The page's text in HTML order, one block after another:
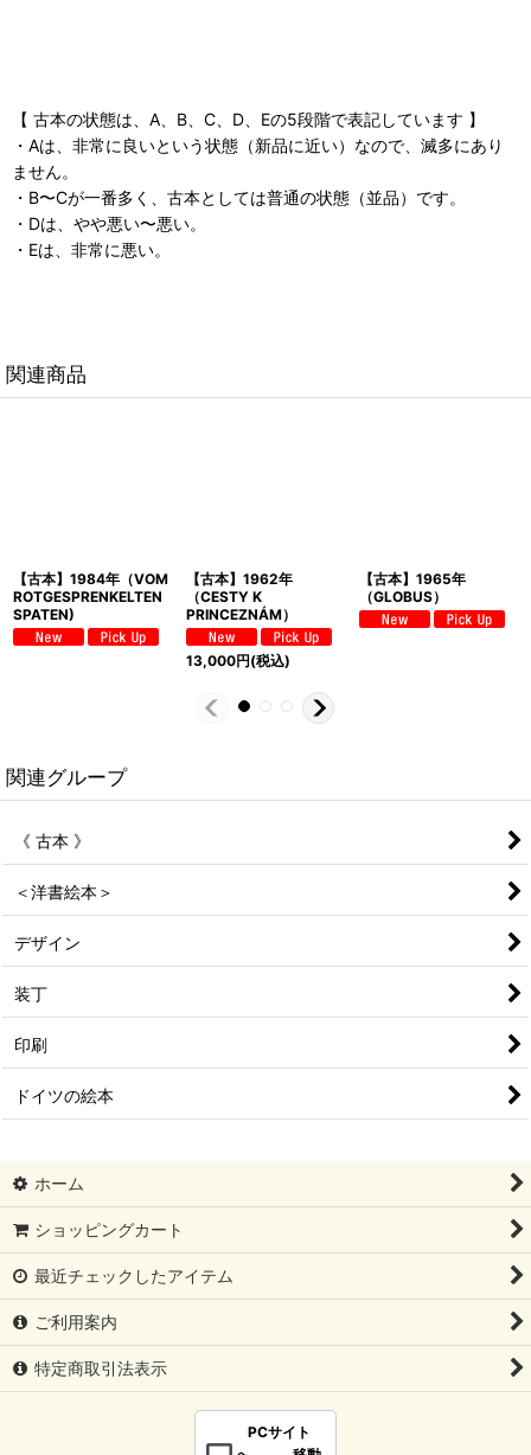
【 古本の状態は、A、B、C、D、Eの5段階で表記しています 】
・Aは、非常に良いという状態（新品に近い）なので、滅多にあり
ません。
・B〜Cが一番多く、古本としては普通の状態（並品）です。
・Dは、やや悪い〜悪い。
・Eは、非常に悪い。
関連商品
【古本】1984年（VOM
ROTGESPRENKELTEN
SPATEN)
【古本】1962年
（CESTY K
PRINCEZNÁM）
13,000円(税込)
【古本】1965年
（GLOBUS）
関連グループ
《 古本 》
＜洋書絵本＞
デザイン
装丁
印刷
ドイツの絵本
ホーム
ショッピングカート
最近チェックしたアイテム
ご利用案内
特定商取引法表示
PCサイト